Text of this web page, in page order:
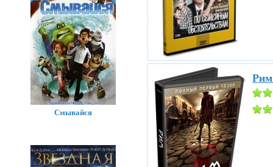
Рим
Смывайся